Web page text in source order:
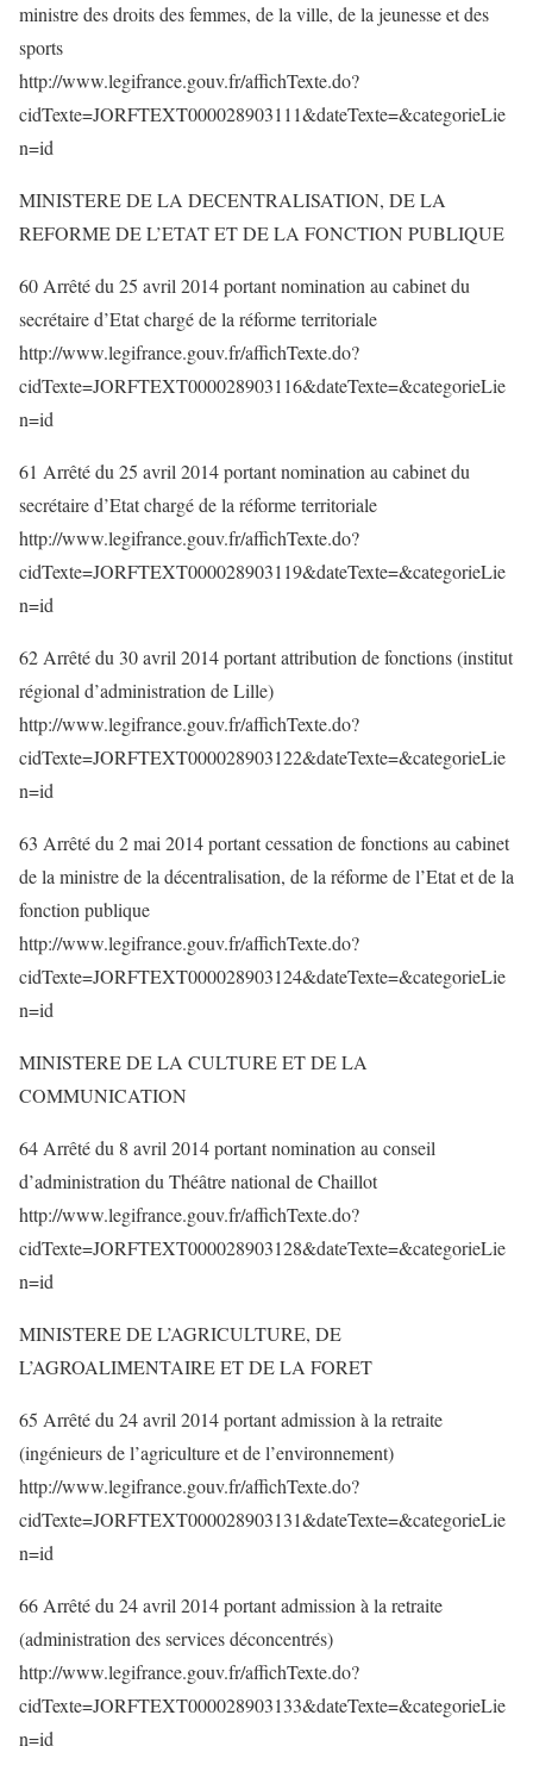
ministre des droits des femmes, de la ville, de la jeunesse et des
sports
http://www.legifrance.gouv.fr/affichTexte.do?
cidTexte=JORFTEXT000028903111&dateTexte=&categorieLie
n=id
MINISTERE DE LA DECENTRALISATION, DE LA
REFORME DE L’ETAT ET DE LA FONCTION PUBLIQUE
60 Arrêté du 25 avril 2014 portant nomination au cabinet du
secrétaire d’Etat chargé de la réforme territoriale
http://www.legifrance.gouv.fr/affichTexte.do?
cidTexte=JORFTEXT000028903116&dateTexte=&categorieLie
n=id
61 Arrêté du 25 avril 2014 portant nomination au cabinet du
secrétaire d’Etat chargé de la réforme territoriale
http://www.legifrance.gouv.fr/affichTexte.do?
cidTexte=JORFTEXT000028903119&dateTexte=&categorieLie
n=id
62 Arrêté du 30 avril 2014 portant attribution de fonctions (institut
régional d’administration de Lille)
http://www.legifrance.gouv.fr/affichTexte.do?
cidTexte=JORFTEXT000028903122&dateTexte=&categorieLie
n=id
63 Arrêté du 2 mai 2014 portant cessation de fonctions au cabinet
de la ministre de la décentralisation, de la réforme de l’Etat et de la
fonction publique
http://www.legifrance.gouv.fr/affichTexte.do?
cidTexte=JORFTEXT000028903124&dateTexte=&categorieLie
n=id
MINISTERE DE LA CULTURE ET DE LA
COMMUNICATION
64 Arrêté du 8 avril 2014 portant nomination au conseil
d’administration du Théâtre national de Chaillot
http://www.legifrance.gouv.fr/affichTexte.do?
cidTexte=JORFTEXT000028903128&dateTexte=&categorieLie
n=id
MINISTERE DE L’AGRICULTURE, DE
L’AGROALIMENTAIRE ET DE LA FORET
65 Arrêté du 24 avril 2014 portant admission à la retraite
(ingénieurs de l’agriculture et de l’environnement)
http://www.legifrance.gouv.fr/affichTexte.do?
cidTexte=JORFTEXT000028903131&dateTexte=&categorieLie
n=id
66 Arrêté du 24 avril 2014 portant admission à la retraite
(administration des services déconcentrés)
http://www.legifrance.gouv.fr/affichTexte.do?
cidTexte=JORFTEXT000028903133&dateTexte=&categorieLie
n=id